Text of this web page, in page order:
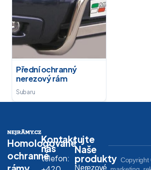
Přední ochranný
nerezový rám
Subaru
Homologované
ochranné
Kontaktujte
nás
telefon:
Naše
produkty
Nerezové
Copyright